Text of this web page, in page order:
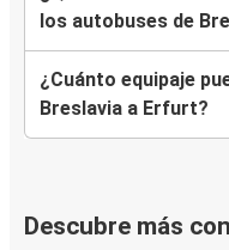
los autobuses de
¿Cuánto equipaje
Breslavia a Erfurt?
Descubre más